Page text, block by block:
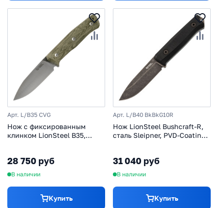
Арт. L/B35 CVG
Нож с фиксированным
клинком LionSteel B35,
28 750 руб
В наличии
Купить
Арт. L/B40 BkBkG10R
Нож LionSteel Bushcraft-R,
сталь Sleipner, PVD-Coating,
31 040 руб
В наличии
Купить